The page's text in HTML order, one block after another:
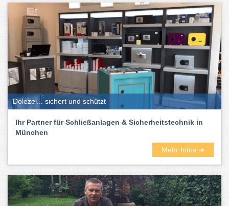
Dolezel... sichert und schützt
Ihr Partner für Schließanlagen & Sicherheitstechnik in
München
Mehr Infos ➜